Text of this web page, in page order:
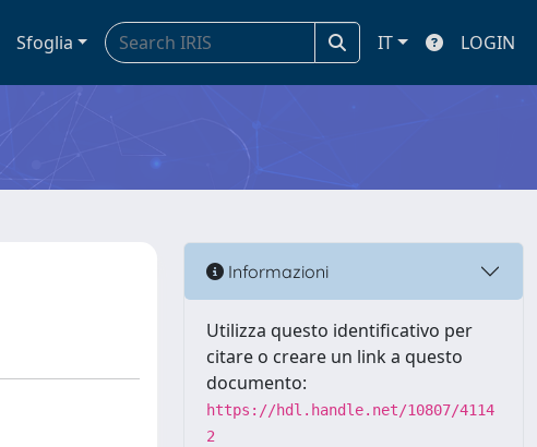
Sfoglia IT LOGIN
Informazioni
Utilizza questo identificativo per
citare o creare un link a questo
documento:
https://hdl.handle.net/10807/4114
2